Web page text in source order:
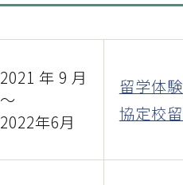
2021年9月
～
2022年6月
留学体
協定校